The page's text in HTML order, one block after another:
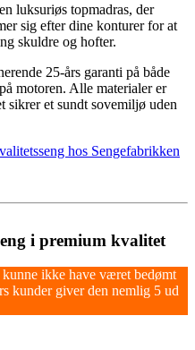
luksuriøs topmadras, der
sig efter dine konturer for at
skuldre og hofter.
25-års garanti på både
motoren. Alle materialer er
et sundt sovemiljø uden
hos Sengefabrikken
i premium kvalitet
ikke have været bedømt
kunder giver den nemlig 5 ud